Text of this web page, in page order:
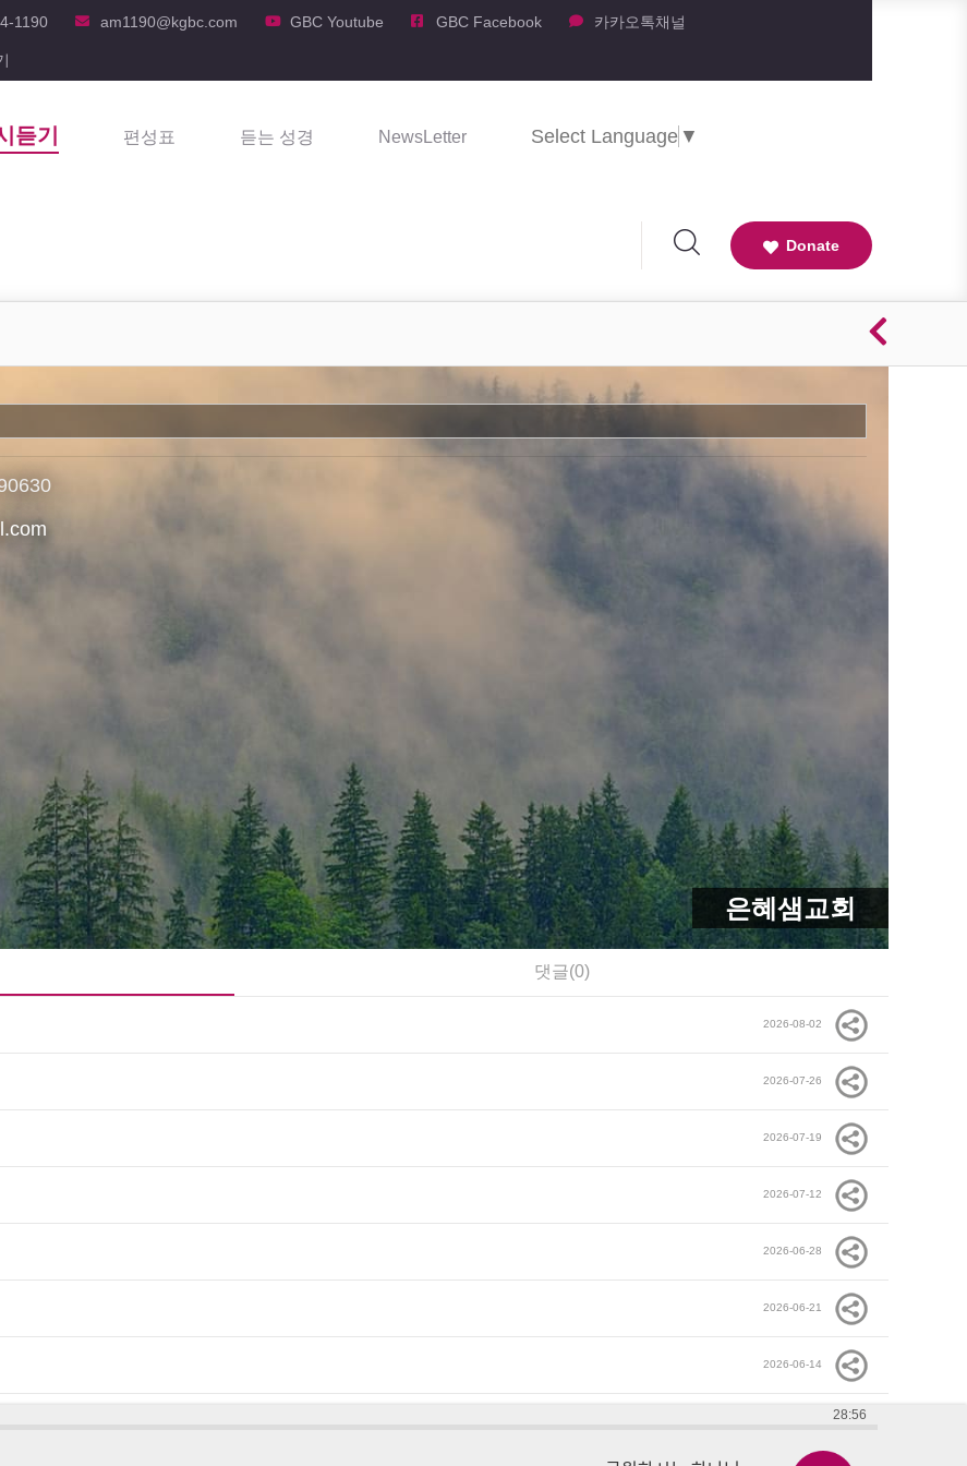
1190 am1190@kgbc.com GBC Youtube GBC Facebook 카카오톡채널
듣기 편성표 듣는 성경 NewsLetter Select Language ▼
Donate
28:56
은혜샘교회
댓글(0)
2026-08-02
2026-07-26
2026-07-19
2026-07-12
2026-06-28
2026-06-21
2026-06-14